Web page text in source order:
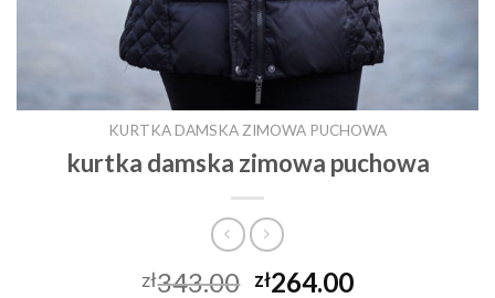
KURTKA DAMSKA ZIMOWA PUCHOWA
kurtka damska zimowa puchowa
zł343.00 zł264.00